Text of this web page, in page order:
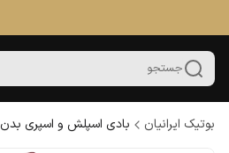
جستجو
بوتیک ایرانیان بادی اسپلش و اسپری بدن